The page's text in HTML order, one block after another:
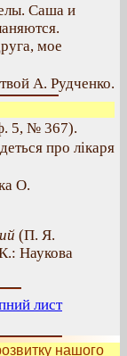
Саша и
мое
А. Рудченко.
5, № 367).
про лікаря
О.
(П. Я.
Наукова
лист
нашого